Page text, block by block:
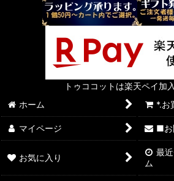
トゥココットは楽天ペイ加
ホーム
*.お
マイページ ■お
お気に入り
最
ム